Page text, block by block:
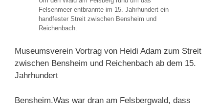
Felsenmeer entbrannte im 15. Jahrhundert ein
handfester Streit zwischen Bensheim und
Reichenbach.
Museumsverein Vortrag von Heidi Adam zum Streit
zwischen Bensheim und Reichenbach ab dem 15.
Jahrhundert
Bensheim.Was war dran am Felsbergwald, dass